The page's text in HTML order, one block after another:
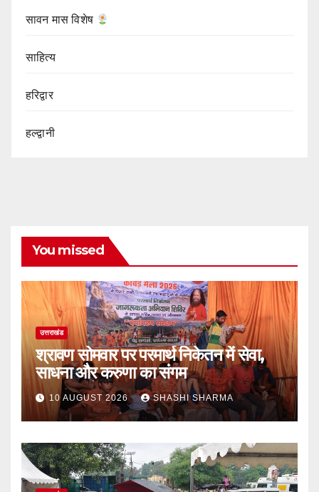
सावन मास विशेष
साहित्य
हरिद्वार
हल्द्वानी
You missed
उत्तराखंड
श्रावण सोमवार पर परमार्थ निकेतन में सेवा,
साधना और करुणा का संगम
10 AUGUST 2026 SHASHI SHARMA